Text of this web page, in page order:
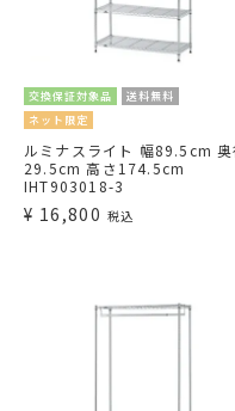
交換保証対象品
送料無料
ネット限定
ルミナスライト 幅89.5cm 奥
29.5cm 高さ174.5cm
IHT903018-3
¥ 16,800 税込